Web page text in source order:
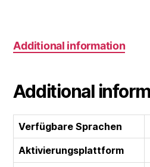
Additional information
Additional
Verfügbare Sprachen
Aktivierungsplattform